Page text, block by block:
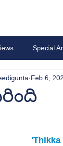
Special
Feb 6,
5 stars.